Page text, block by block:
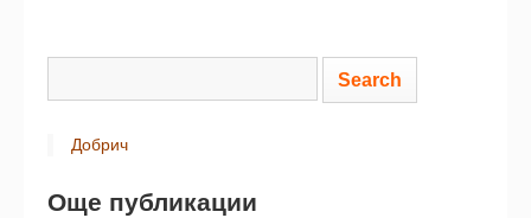
Добрич
Още публикации